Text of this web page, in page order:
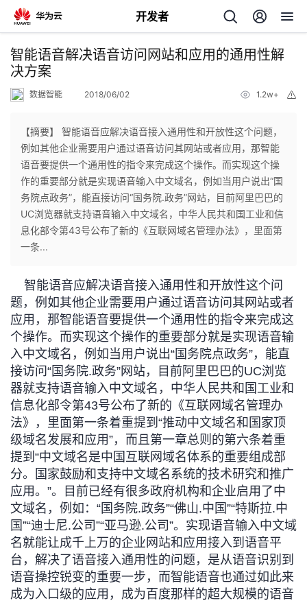
开发者
返
回
个
人
主
我
的
发
者
我
的
博
客
我
的
论
坛
我
的
圈
子
我
的
直
播
我
的
活
动
我
的
关
我
开
发
者
学
堂
我
的
课
程
我
的
认
证
我
的
实
我
的
的
Programs
我
的
支
持
我
的
技
术
支
持
我
的
云
声
建
智能语音解决语音访问网站和应用的通用性解
决方案
数据智能 2018/06/02 1.2w+
【摘要】 智能语音应解决语音接入通用性和开放性这个问题，
例如其他企业需要用户通过语音访问其网站或者应用，那智能
语音要提供一个通用性的指令来完成这个操作。而实现这个操
作的重要部分就是实现语音输入中文域名，例如当用户说出“国
务院点政务”，能直接访问“国务院.政务”网站，目前阿里巴巴的
UC浏览器就支持语音输入中文域名，中华人民共和国工业和信
息化部令第43号公布了新的《互联网域名管理办法》，里面第
一条...
智能语音应解决语音接入通用性和开放性这个问
题，例如其他企业需要用户通过语音访问其网站或者
应用，那智能语音要提供一个通用性的指令来完成这
个操作。而实现这个操作的重要部分就是实现语音输
入中文域名，例如当用户说出“国务院点政务”，能直
接访问 “国务院.政务”网站，目前阿里巴巴的UC浏览
器就支持语音输入中文域名，中华人民共和国工业和
信息化部令第43号公布了新的《互联网域名管理办
法》，里面第一条着重提到 “推动中文域名和国家顶
级域名发展和应用”，而且第一章总则的第六条着重
提到 “中文域名是中国互联网域名体系的重要组成部
分。国家鼓励和支持中文域名系统的技术研究和推广
应用。 ”。目前已经有很多政府机构和企业启用了中
文域名，例如： “国务院.政务”“佛山.中国”“特斯拉.中
国”“迪士尼.公司 ”“亚马逊.公司 ”。实现语音输入中文域
名就能让成千上万的企业网站和应用接入到语音平
台，解决了语音接入通用性的问题，是从语音识别到
语音操控锐变的重要一步，而智能语音也通过如此来
成为入口级的应用，成为百度那样的超大规模的语音